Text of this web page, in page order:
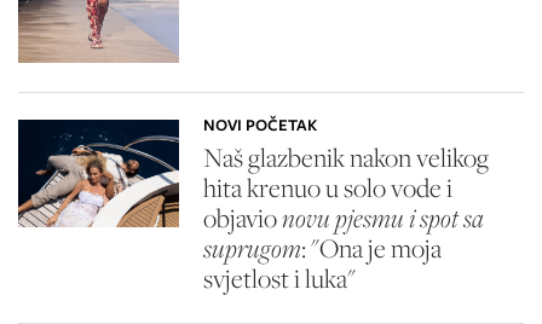
NOVI POČETAK
Naš glazbenik nakon velikog
hita krenuo u solo vode i
objavionovu pjesmu i spot sa
suprugom: "Ona je moja
svjetlost i luka"